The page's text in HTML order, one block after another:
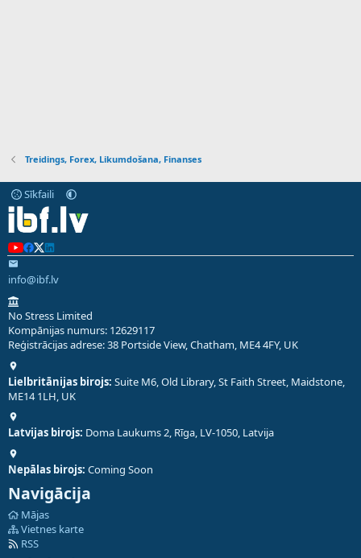
Treidings, Forex, Likumdošana, Finanses
Sīkfaili
info@ibf.lv
No Stress Limited
Kompānijas numurs: 12629117
Reģistrācijas adrese: 38 Portside View, Chatham, ME4 4FY, UK
Lielbritānijas birojs: Suite M6, Old Library, St Faith Street, Maidstone,
ME14 1LH, UK
Latvijas birojs: Doma Laukums 2, Rīga, LV-1050, Latvija
Nepālas birojs: Coming Soon
Navigācija
Mājas
Vietnes karte
RSS